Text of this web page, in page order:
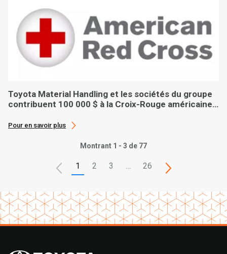
Toyota Material Handling et les sociétés du groupe
contribuent 100 000 $ à la Croix-Rouge américaine
Pour en savoir plus
Montrant 1 - 3 de 77
1 2 3 26